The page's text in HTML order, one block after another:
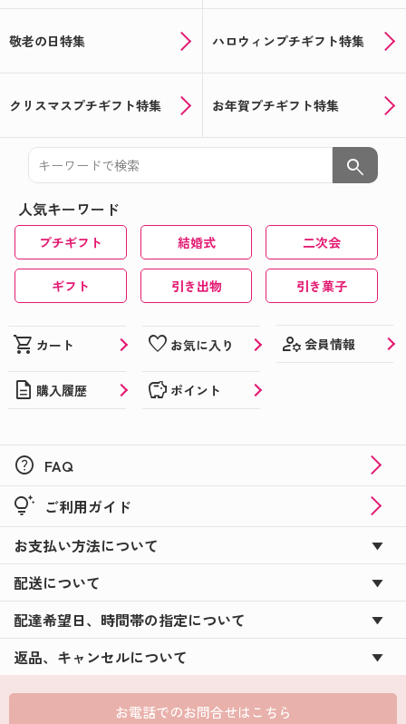
敬老の日特集 ハロウィンプチギフト特集
クリスマスプチギフト特集 お年賀プチギフト特集
search
人気キーワード
プチギフト 結婚式 二次会
ギフト 引き出物 引き菓子
shopping_cart カート favorite お気に入り manage_accounts 会員情報
description 購入履歴 savings ポイント
help FAQ
tips_and_updates ご利用ガイド
お支払い方法について
配送について
配達希望日、時間帯の指定について
返品、キャンセルについて
お電話でのお問合せはこちら